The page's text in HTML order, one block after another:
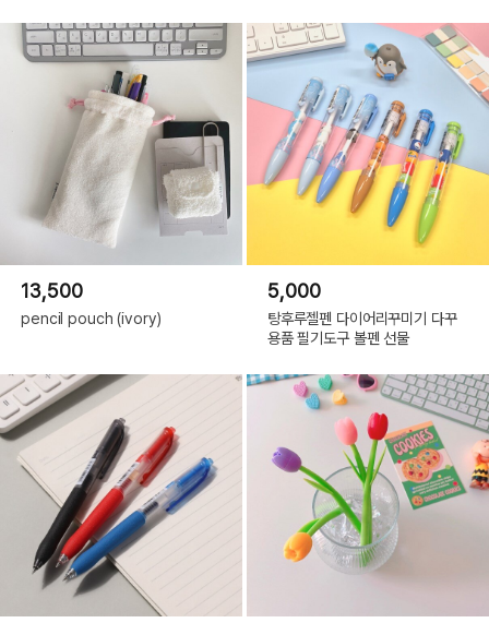
13,500
pencil pouch (ivory)
5,000
탕후루젤펜 다이어리꾸미기 다꾸
용품 필기도구 볼펜 선물